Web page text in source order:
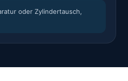
oder Zylindertausch,